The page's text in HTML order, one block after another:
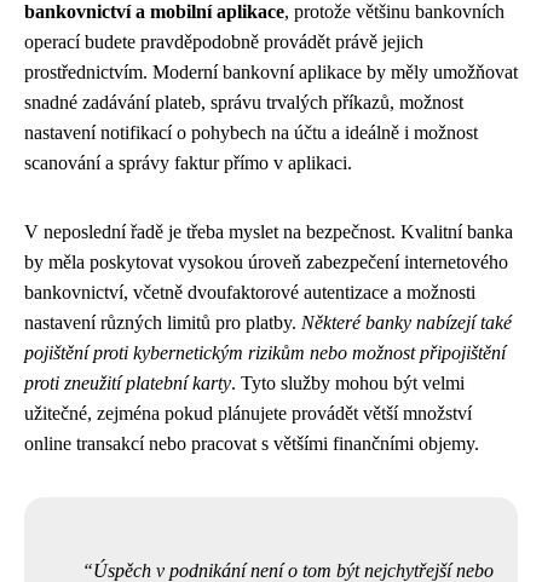
bankovnictví a mobilní aplikace, protože většinu bankovních
operací budete pravděpodobně provádět právě jejich
prostřednictvím. Moderní bankovní aplikace by měly umožňovat
snadné zadávání plateb, správu trvalých příkazů, možnost
nastavení notifikací o pohybech na účtu a ideálně i možnost
scanování a správy faktur přímo v aplikaci.
V neposlední řadě je třeba myslet na bezpečnost. Kvalitní banka
by měla poskytovat vysokou úroveň zabezpečení internetového
bankovnictví, včetně dvoufaktorové autentizace a možnosti
nastavení různých limitů pro platby. Některé banky nabízejí také
pojištění proti kybernetickým rizikům nebo možnost připojištění
proti zneužití platební karty. Tyto služby mohou být velmi
užitečné, zejména pokud plánujete provádět větší množství
online transakcí nebo pracovat s většími finančními objemy.
Úspěch v podnikání není o tom být nejchytřejší nebo